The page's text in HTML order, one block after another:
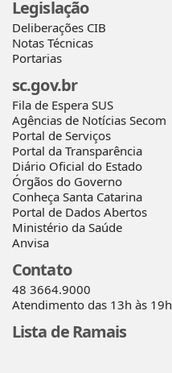
Legislação
Deliberações CIB
Notas Técnicas
Portarias
sc.gov.br
Fila de Espera SUS
Agências de Notícias Secom
Portal de Serviços
Portal da Transparência
Diário Oficial do Estado
Órgãos do Governo
Conheça Santa Catarina
Portal de Dados Abertos
Ministério da Saúde
Anvisa
Contato
48 3664.9000
Atendimento das 13h às 19h
Lista de Ramais